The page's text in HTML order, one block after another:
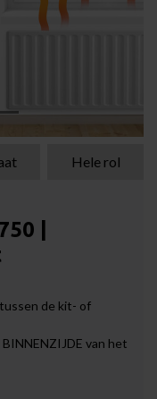
Hele rol
|
de kit- of
van het